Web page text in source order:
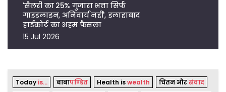
'सैलरी का 25% गुजारा भत्ता सिर्फ
गाइडलाइन, अनिवार्य नहीं', इलाहाबाद
हाईकोर्ट का अहम फैसला
15 Jul 2026
Today is... बाबापण्डित Health iswealth चिंतन औरसंवाद